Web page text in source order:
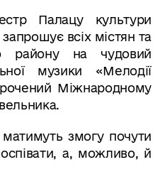
Палацу культури
всіх містян та
району на чудовий
музики «Мелодії
Міжнародному
змогу почути
а, можливо, й